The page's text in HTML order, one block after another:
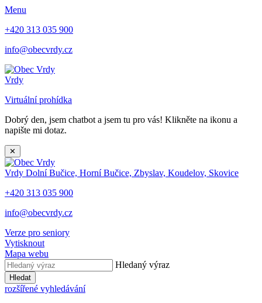
Menu
+420 313 035 900
info@obecvrdy.cz
Vrdy
Virtuální prohídka
Dobrý den, jsem chatbot a jsem tu pro vás! Klikněte na ikonu a
napište mi dotaz.
✕
Vrdy Dolní Bučice, Horní Bučice, Zbyslav, Koudelov, Skovice
+420 313 035 900
info@obecvrdy.cz
Verze pro seniory
Vytisknout
Mapa webu
Hledaný výraz
Hledat
rozšířené vyhledávání